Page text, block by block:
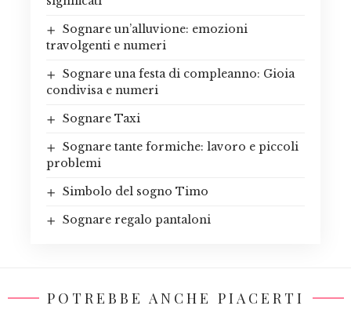
Sognare un’alluvione: emozioni
travolgenti e numeri
Sognare una festa di compleanno: Gioia
condivisa e numeri
Sognare Taxi
Sognare tante formiche: lavoro e piccoli
problemi
Simbolo del sogno Timo
Sognare regalo pantaloni
POTREBBE ANCHE PIACERTI